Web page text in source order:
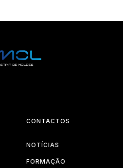
CONTACTOS
NOTÍCIAS
FORMAÇÃO